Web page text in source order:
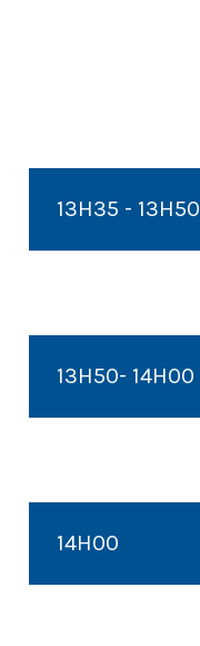
13H35 - 13H50
13H50- 14H00
14H00